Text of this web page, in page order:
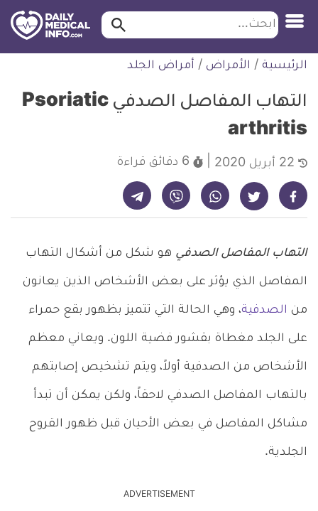
التخطي
للمحتوى
ابحث ابحث…
الرئيسية / الأمراض / أمراض الجلد
التهاب المفاصل الصدفي Psoriatic
arthritis
6 دقائق قراءة
شارك على فيسبوك - ديلي ميديكال انفو شارك على تويتر - ديلي ميديكال انفو شارك على واتساب - ديلي ميديكال انفو شارك على فايبر - ديلي ميديكال انفو شارك على تيليجرام - ديلي ميديكال انفو
التهاب المفاصل الصدفي هو شكل من أشكال التهاب
المفاصل الذي يؤثر على بعض الأشخاص الذين يعانون
من الصدفية، وهي الحالة التي تتميز بظهور بقع حمراء
على الجلد مغطاة بقشور فضية اللون. ويعاني معظم
الأشخاص من الصدفية أولاً، ويتم تشخيص إصابتهم
بالتهاب المفاصل الصدفي لاحقاً، ولكن يمكن أن تبدأ
مشاكل المفاصل في بعض الأحيان قبل ظهور القروح
الجلدية.
ADVERTISEMENT